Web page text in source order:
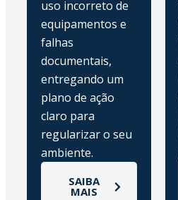
uso incorreto de
equipamentos e
falhas
documentais,
entregando um
plano de ação
claro para
regularizar o seu
ambiente.
SAIBA
MAIS